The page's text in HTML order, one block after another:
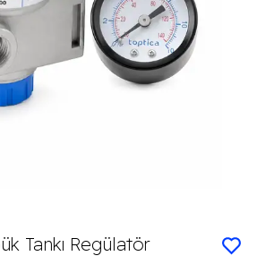
Tankı Regülatör